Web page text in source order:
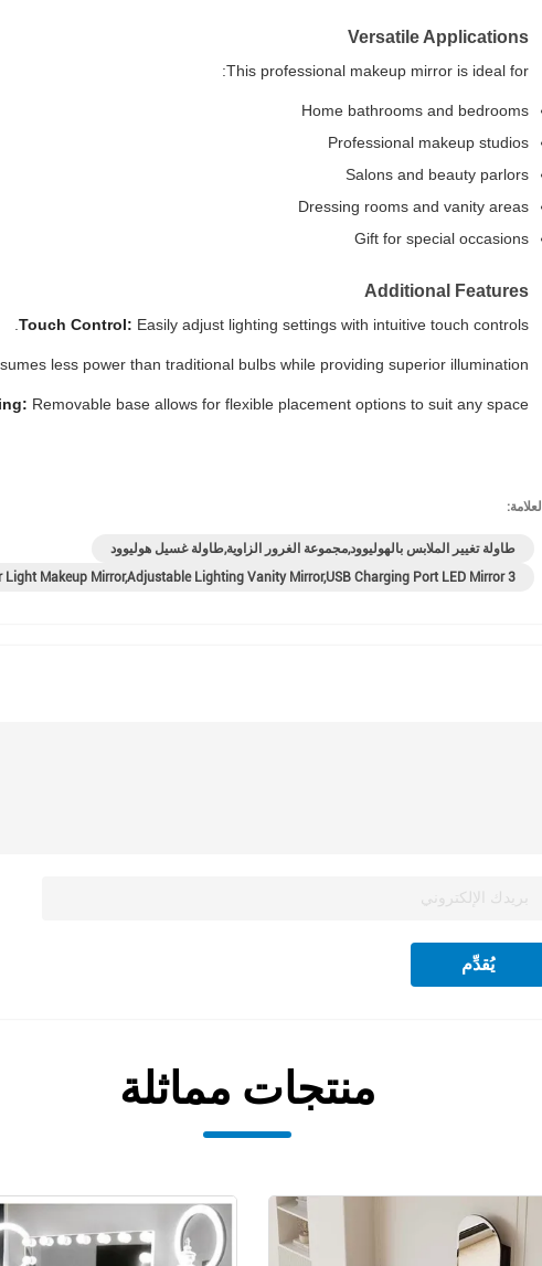
Versatile Applications
This professional makeup mirror is ideal for:
Home bathrooms and bedrooms
Professional makeup studios
Salons and beauty parlors
Dressing rooms and vanity areas
Gift for special occasions
Additional Features
Touch Control: Easily adjust lighting settings with intuitive touch controls.
less power than traditional bulbs while providing superior illumination.
Removable base allows for flexible placement options to suit any space.
العلامة:
طاولة تغيير الملابس بالهوليوود,مجموعة الغرور الزاوية,طاولة غسيل هوليوود
3 Color Light Makeup Mirror,Adjustable Lighting Vanity Mirror,USB Charging Port LED Mirror
يُقدِّم
منتجات مماثلة